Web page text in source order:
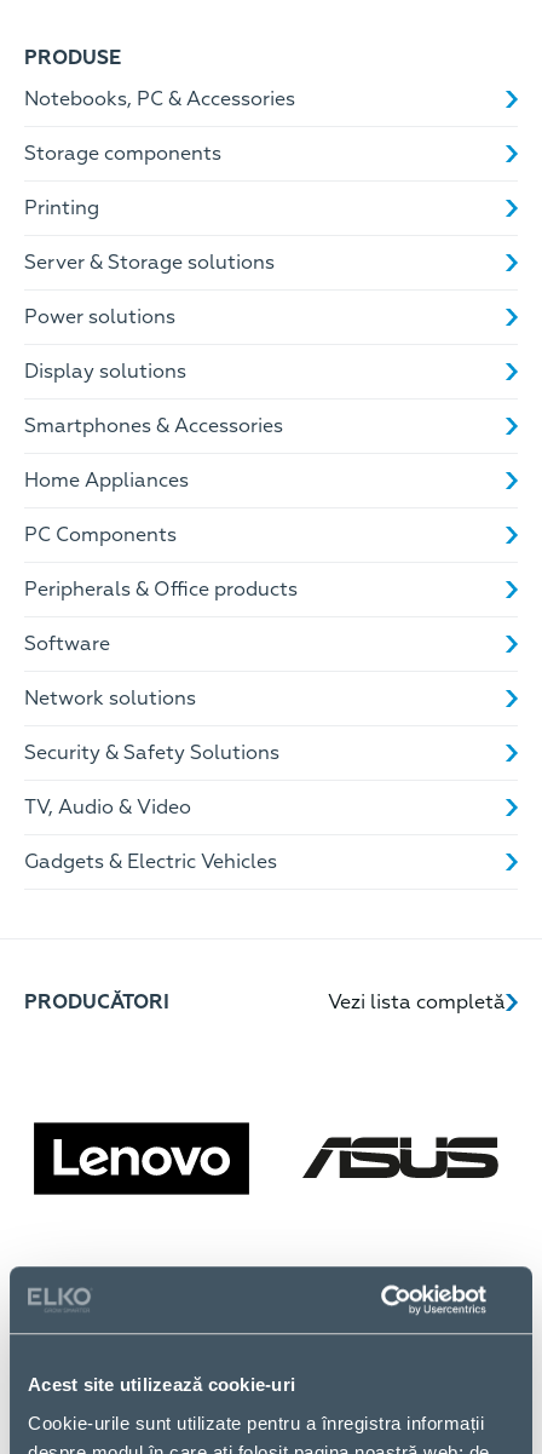
Acest site utilizează cookie-uri
Cookie-urile sunt utilizate pentru a înregistra informații
PRODUSE
Notebooks, PC & Accessories
Storage components
Printing
Server & Storage solutions
Power solutions
Display solutions
Smartphones & Accessories
Home Appliances
PC Components
Peripherals & Office products
Software
Network solutions
Security & Safety Solutions
TV, Audio & Video
Gadgets & Electric Vehicles
PRODUCĂTORI Vezi lista completă